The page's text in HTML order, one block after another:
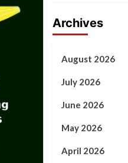
Archives
August 2026
July 2026
June 2026
May 2026
April 2026